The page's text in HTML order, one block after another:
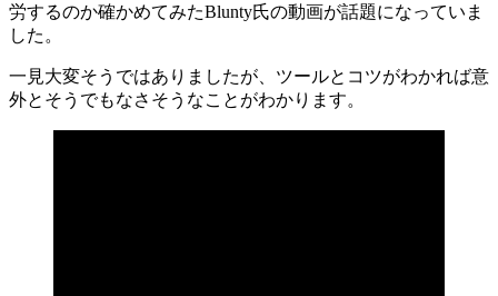
労するのか確かめてみたBlunty氏の動画が話題になっていま
した。
一見大変そうではありましたが、ツールとコツがわかれば意
外とそうでもなさそうなことがわかります。